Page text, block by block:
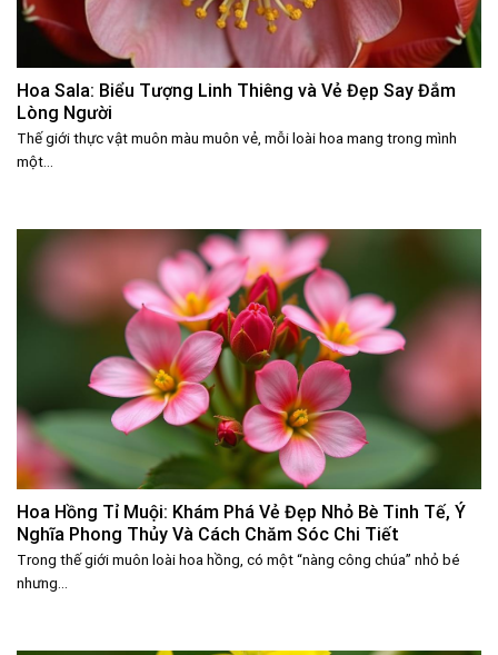
Hoa Sala: Biểu Tượng Linh Thiêng và Vẻ Đẹp Say Đắm
Lòng Người
Thế giới thực vật muôn màu muôn vẻ, mỗi loài hoa mang trong mình
một...
Hoa Hồng Tỉ Muội: Khám Phá Vẻ Đẹp Nhỏ Bè Tinh Tế, Ý
Nghĩa Phong Thủy Và Cách Chăm Sóc Chi Tiết
Trong thế giới muôn loài hoa hồng, có một “nàng công chúa” nhỏ bé
nhưng...